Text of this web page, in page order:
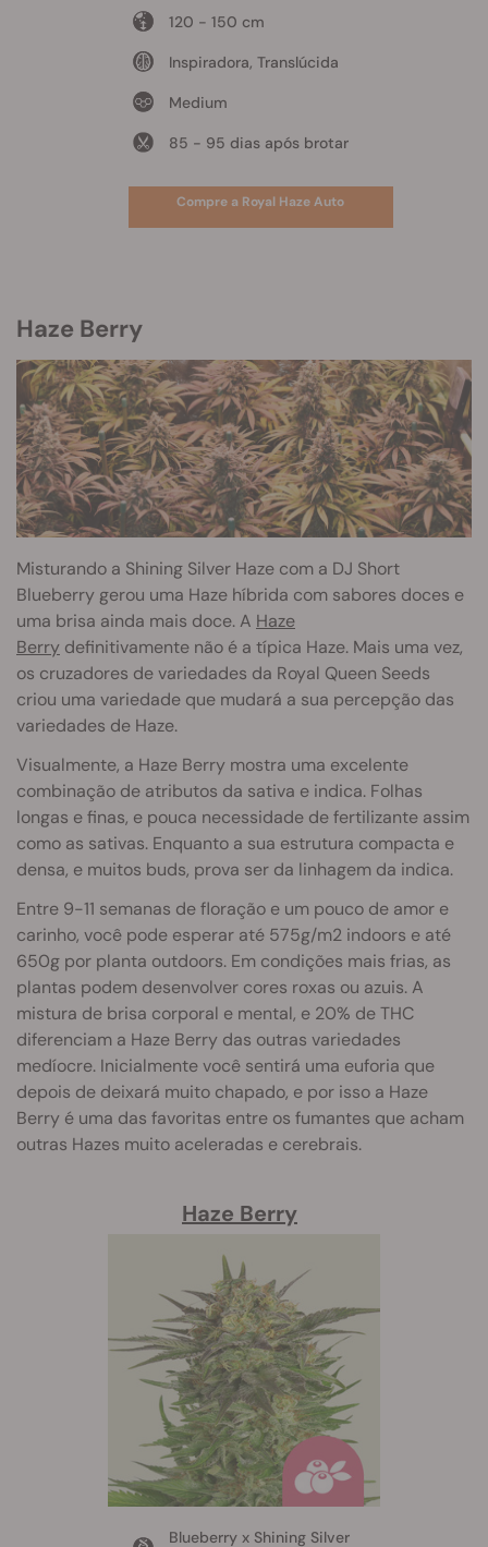
120 - 150 cm
Inspiradora, Translúcida
Medium
85 - 95 dias após brotar
Compre a Royal Haze Auto
Haze Berry
Misturando a Shining Silver Haze com a DJ Short
Blueberry gerou uma Haze híbrida com sabores doces e
uma brisa ainda mais doce. A Haze
Berry definitivamente não é a típica Haze. Mais uma vez,
os cruzadores de variedades da Royal Queen Seeds
criou uma variedade que mudará a sua percepção das
variedades de Haze.
Visualmente, a Haze Berry mostra uma excelente
combinação de atributos da sativa e indica. Folhas
longas e finas, e pouca necessidade de fertilizante assim
como as sativas. Enquanto a sua estrutura compacta e
densa, e muitos buds, prova ser da linhagem da indica.
Entre 9-11 semanas de floração e um pouco de amor e
carinho, você pode esperar até 575g/m2 indoors e até
650g por planta outdoors. Em condições mais frias, as
plantas podem desenvolver cores roxas ou azuis. A
mistura de brisa corporal e mental, e 20% de THC
diferenciam a Haze Berry das outras variedades
medíocre. Inicialmente você sentirá uma euforia que
depois de deixará muito chapado, e por isso a Haze
Berry é uma das favoritas entre os fumantes que acham
outras Hazes muito aceleradas e cerebrais.
Haze Berry
Blueberry x Shining Silver